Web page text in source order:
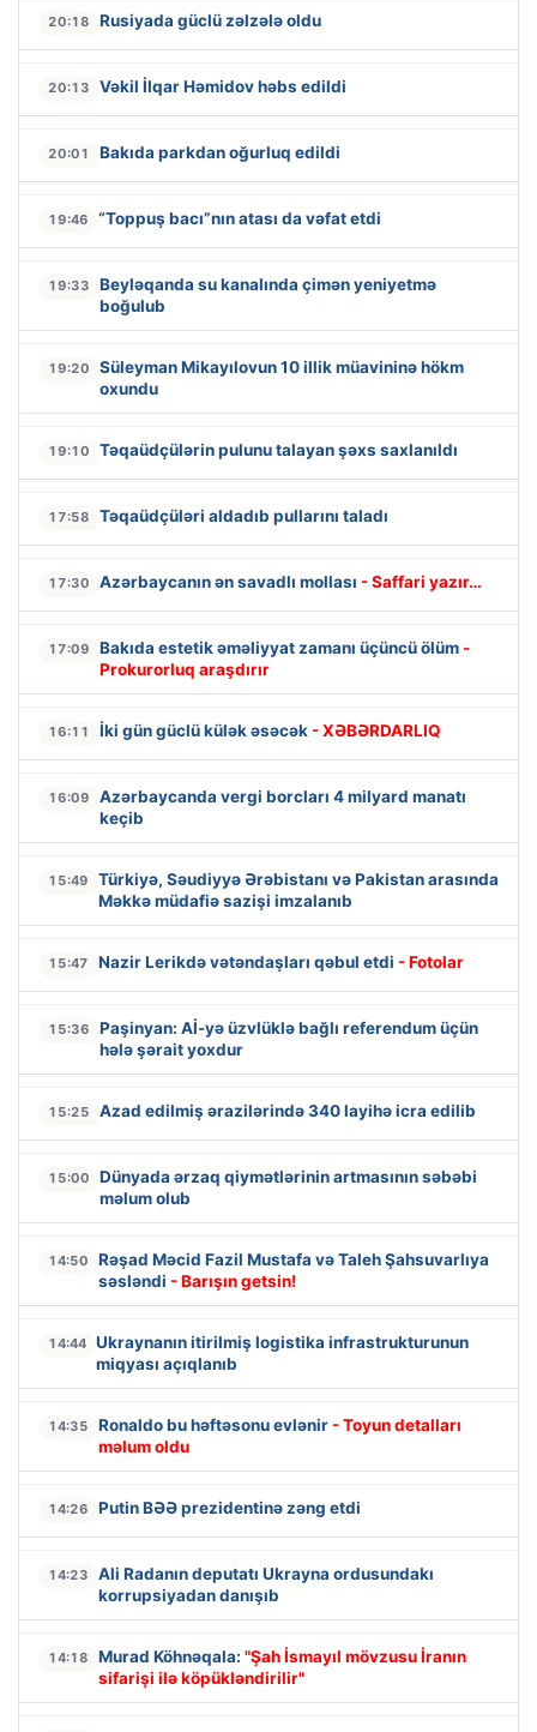
20:18 Rusiyada güclü zəlzələ oldu
20:13 Vəkil İlqar Həmidov həbs edildi
20:01 Bakıda parkdan oğurluq edildi
19:46 “Toppuş bacı”nın atası da vəfat etdi
19:33
Beyləqanda su kanalında çimən yeniyetmə
boğulub
19:20
Süleyman Mikayılovun 10 illik müavininə hökm
oxundu
19:10 Təqaüdçülərin pulunu talayan şəxs saxlanıldı
17:58 Təqaüdçüləri aldadıb pullarını taladı
17:30 Azərbaycanın ən savadlı mollası - Saffari yazır…
17:09 Bakıda estetik əməliyyat zamanı üçüncü ölüm -
Prokurorluq araşdırır
16:11 İki gün güclü külək əsəcək - XƏBƏRDARLIQ
16:09
Azərbaycanda vergi borcları 4 milyard manatı
keçib
15:49
Türkiyə, Səudiyyə Ərəbistanı və Pakistan arasında
Məkkə müdafiə sazişi imzalanıb
15:47 Nazir Lerikdə vətəndaşları qəbul etdi - Fotolar
15:36
Paşinyan: Aİ-yə üzvlüklə bağlı referendum üçün
hələ şərait yoxdur
15:25 Azad edilmiş ərazilərində 340 layihə icra edilib
15:00
Dünyada ərzaq qiymətlərinin artmasının səbəbi
məlum olub
14:50
Rəşad Məcid Fazil Mustafa və Taleh Şahsuvarlıya
səsləndi - Barışın getsin!
14:44 Ukraynanın itirilmiş logistika infrastrukturunun
miqyası açıqlanıb
14:35 Ronaldo bu həftəsonu evlənir - Toyun detalları
məlum oldu
14:26 Putin BƏƏ prezidentinə zəng etdi
14:23
Ali Radanın deputatı Ukrayna ordusundakı
korrupsiyadan danışıb
14:18 Murad Köhnəqala: "Şah İsmayıl mövzusu İranın
sifarişi ilə köpükləndirilir"